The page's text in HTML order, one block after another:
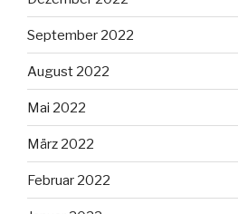
September 2022
August 2022
Mai 2022
März 2022
Februar 2022